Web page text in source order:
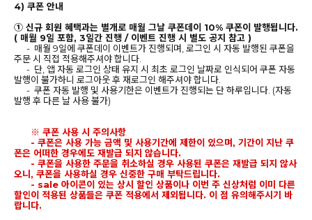
4) 쿠폰 안내
① 신규 회원 혜택과는 별개로 매월 그날 쿠폰데이 10% 쿠폰이 발행됩니다.
( 매월 9일 포함, 3일간 진행 / 이벤트 진행 시 별도 공지 참고 )
- 매월 9일에 쿠폰데이 이벤트가 진행되며, 로그인 시 자동 발행된 쿠폰을
주문 시 직접 적용해주셔야 합니다.
- 단, 앱 자동 로그인 상태 유지 시 최초 로그인 날짜로 인식되어 쿠폰 자동
발행이 불가하니 로그아웃 후 재로그인 해주셔야 합니다.
- 쿠폰 자동 발행 및 사용기한은 이벤트가 진행되는 단 하루입니다. (자동
발행 후 다른 날 사용 불가)
※ 쿠폰 사용 시 주의사항
- 쿠폰은 사용 가능 금액 및 사용기간에 제한이 있으며, 기간이 지난 쿠
폰은 어떠한 경우에도 재발급 되지 않습니다.
- 쿠폰을 사용한 주문을 취소하실 경우 사용된 쿠폰은 재발급 되지 않사
오니, 쿠폰을 사용하실 경우 신중한 구매 부탁드립니다.
- sale 아이콘이 있는 상시 할인 상품이나 이번 주 신상처럼 이미 다른
할인이 적용된 상품들은 쿠폰 적용에서 제외됩니다. 이 점 유의해주시기 바
랍니다.